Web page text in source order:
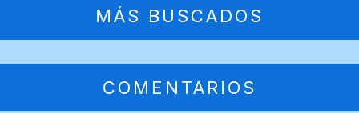
MÁS BUSCADOS
COMENTARIOS